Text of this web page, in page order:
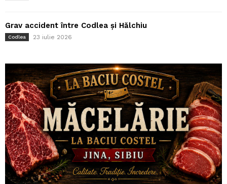
Grav accident între Codlea și Hălchiu
Codlea 23 iulie 2026